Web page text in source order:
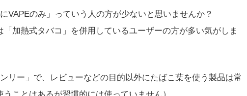
VAPEのみ」っていう人の方が少ないと思いませんか？
「加熱式タバコ」を併用しているユーザーの方が多い気がしま
リー」で、レビューなどの目的以外にたばこ葉を使う製品は常